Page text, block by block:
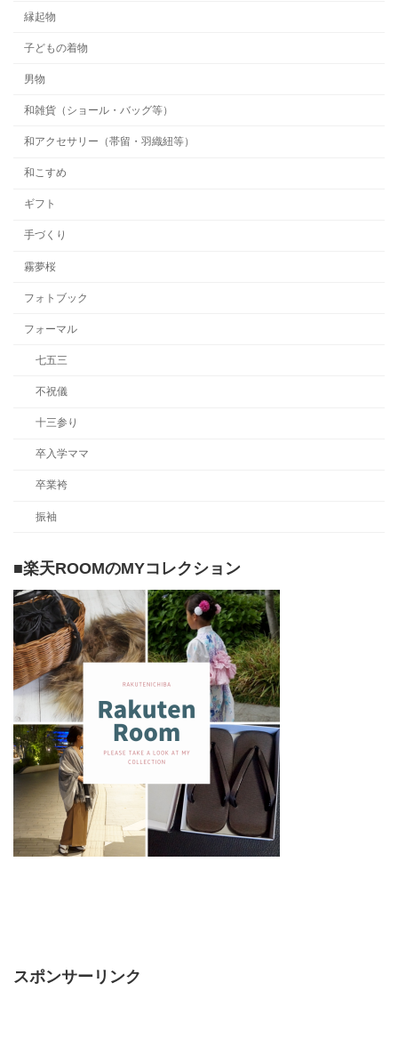
縁起物
子どもの着物
男物
和雑貨（ショール・バッグ等）
和アクセサリー（帯留・羽織紐等）
和こすめ
ギフト
手づくり
霧夢桜
フォトブック
フォーマル
七五三
不祝儀
十三参り
卒入学ママ
卒業袴
振袖
■楽天ROOMのMYコレクション
スポンサーリンク